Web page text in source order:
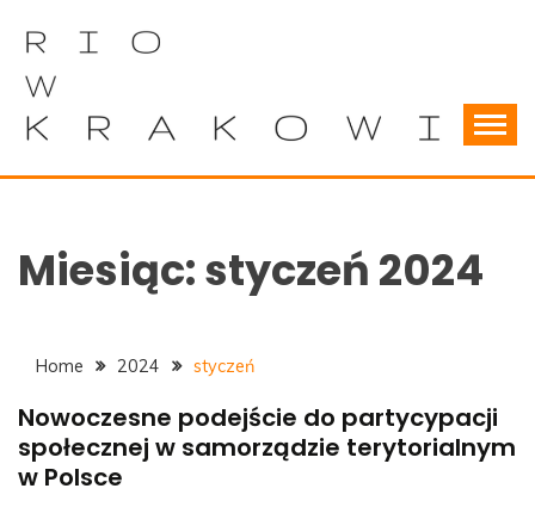
content
RIOWKRAKOWIE
Miesiąc:styczeń 2024
Home 2024 styczeń
Nowoczesne podejście do partycypacji
społecznej w samorządzie terytorialnym
w Polsce